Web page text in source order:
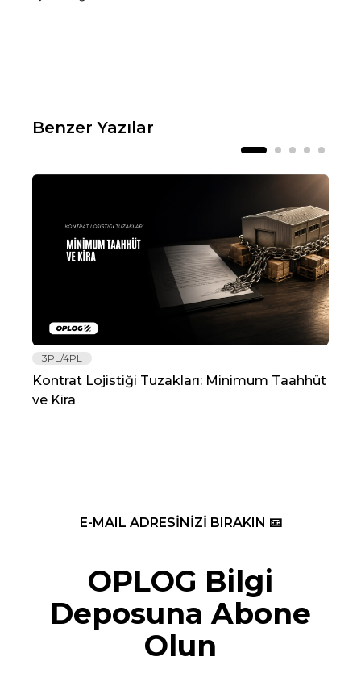
Benzer Yazılar
3PL/4PL
Kontrat Lojistiği Tuzakları: Minimum Taahhüt
ve Kira
E-MAIL ADRESİNİZİ BIRAKIN 📧
OPLOG Bilgi
Deposuna Abone
Olun